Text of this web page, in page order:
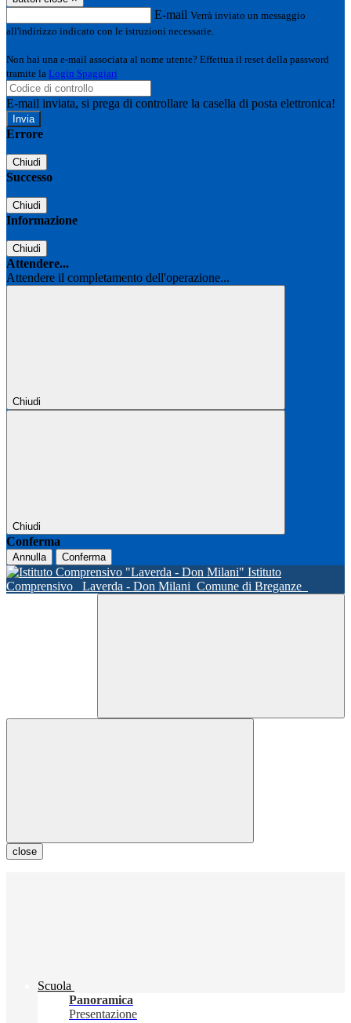
E-mail Verrà inviato un messaggio
all'indirizzo indicato con le istruzioni necessarie.
Non hai una e-mail associata al nome utente? Effettua il reset della password
tramite la Login Spaggiari
E-mail inviata, si prega di controllare la casella di posta elettronica!
Errore
Chiudi
Successo
Chiudi
Informazione
Chiudi
Attendere...
Attendere il completamento dell'operazione...
Chiudi
Chiudi
Conferma
Annulla Conferma
Istituto
Comprensivo
Laverda - Don Milani Comune di Breganze
close
Scuola
Panoramica
Presentazione